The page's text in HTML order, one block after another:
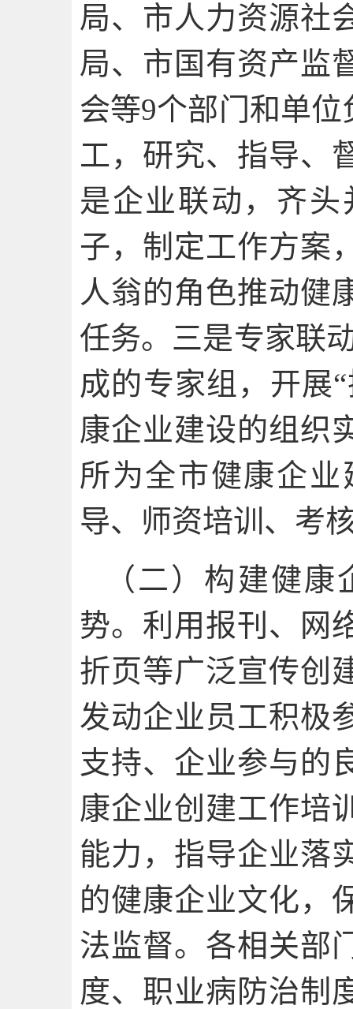
局、市人力资源社
局、市国有资产监
会等9个部门和单
工，研究、指导、
是企业联动，齐
子，制定工作方案
人翁的角色推动健
任务。三是专家联
成的专家组，开展
康企业建设的组织
所为全市健康企
导、师资培训、考
（二）构建健
势。利用报刊、网
折页等广泛宣传创
发动企业员工积极
支持、企业参与的
康企业创建工作培
能力，指导企业落
的健康企业文化，
法监督。各相关部
度、职业病防治制